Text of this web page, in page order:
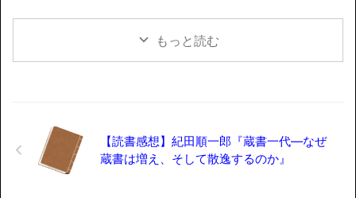
もっと読む
【読書感想】紀田順一郎『蔵書一代―なぜ
蔵書は増え、そして散逸するのか』